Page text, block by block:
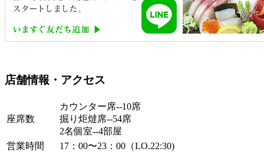
店舗情報・アクセス
座席数
カウンター席--10席
掘り炬燵席--54席
2名個室--4部屋
営業時間
17：00〜23：00（LO.22:30)